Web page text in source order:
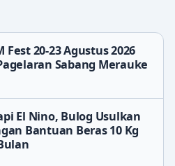
Fest 20-23 Agustus 2026
Sabang Merauke
El Nino, Bulog Usulkan
Bantuan Beras 10 Kg